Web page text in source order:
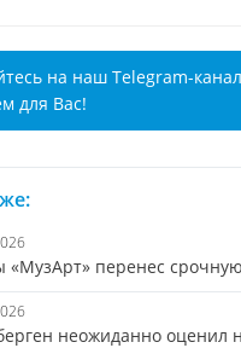
на наш Telegram-
для Вас!
«МузАрт» перенес
неожиданно оценил